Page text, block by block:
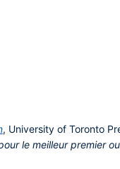
, University of Toronto
le meilleur premier